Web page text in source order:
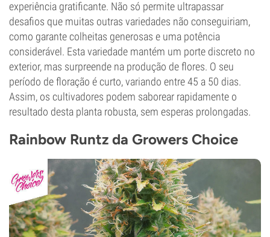
experiência gratificante. Não só permite ultrapassar
desafios que muitas outras variedades não conseguiriam,
como garante colheitas generosas e uma potência
considerável. Esta variedade mantém um porte discreto no
exterior, mas surpreende na produção de flores. O seu
período de floração é curto, variando entre 45 a 50 dias.
Assim, os cultivadores podem saborear rapidamente o
resultado desta planta robusta, sem esperas prolongadas.
Rainbow Runtz da Growers Choice